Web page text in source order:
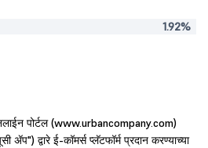
1.92%
पोर्टल (www.urbancompany.com)
द्वारे ई-कॉमर्स प्लॅटफॉर्म प्रदान करण्याच्या